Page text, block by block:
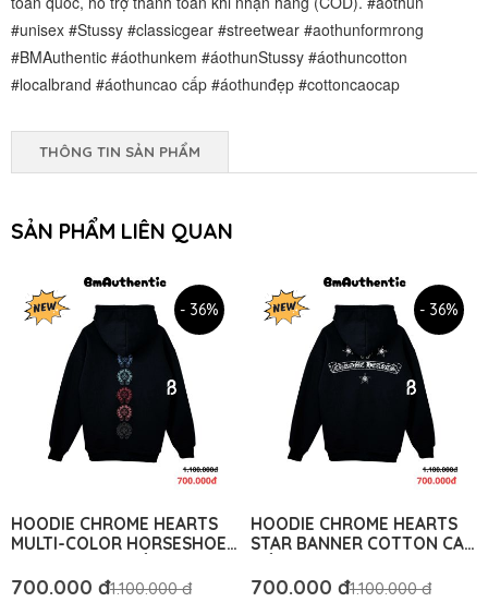
#unisex #Stussy #classicgear #streetwear #aothunformrong
#BMAuthentic #áothunkem #áothunStussy #áothuncotton
#localbrand #áothuncao cấp #áothunđẹp #cottoncaocap
THÔNG TIN SẢN PHẨM
SẢN PHẨM LIÊN QUAN
- 36%
HOODIE CHROME HEARTS
MULTI-COLOR HORSESHOE
RỘNG - BM AUTHENTIC
700.000 đ1.100.000 đ
- 36%
HOODIE CHROME HEARTS
STAR BANNER COTTON CAO
AUTHENTIC
700.000 đ1.100.000 đ